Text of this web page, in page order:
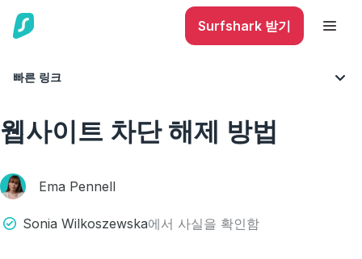
Surfshark 받기
빠른 링크
블로그 인터넷 검열
웹사이트 차단 해제 방법
Ema Pennell
Sonia Wilkoszewska에서 사실을 확인함